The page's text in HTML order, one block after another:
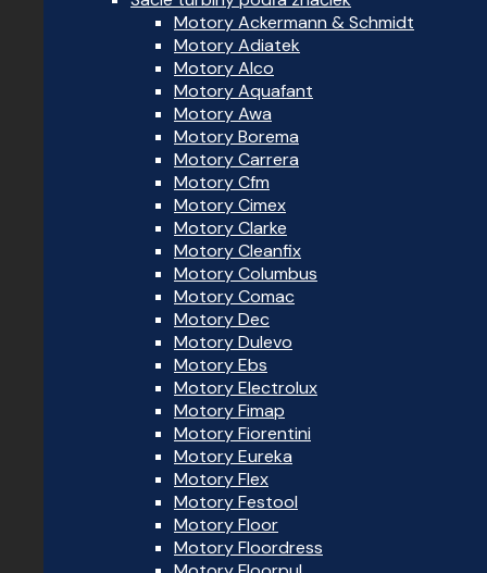
Motory Ackermann & Schmidt
Motory Adiatek
Motory Alco
Motory Aquafant
Motory Awa
Motory Borema
Motory Carrera
Motory Cfm
Motory Cimex
Motory Clarke
Motory Cleanfix
Motory Columbus
Motory Comac
Motory Dec
Motory Dulevo
Motory Ebs
Motory Electrolux
Motory Fimap
Motory Fiorentini
Motory Eureka
Motory Flex
Motory Festool
Motory Floor
Motory Floordress